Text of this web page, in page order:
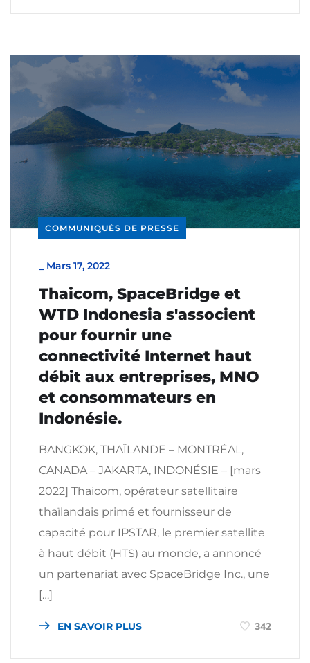
COMMUNIQUÉS DE PRESSE
Mars 17, 2022
Thaicom, SpaceBridge et
WTD Indonesia s'associent
pour fournir une
connectivité Internet haut
débit aux entreprises, MNO
et consommateurs en
Indonésie.
BANGKOK, THAÏLANDE – MONTRÉAL,
CANADA – JAKARTA, INDONÉSIE – [mars
2022] Thaicom, opérateur satellitaire
thaïlandais primé et fournisseur de
capacité pour IPSTAR, le premier satellite
à haut débit (HTS) au monde, a annoncé
un partenariat avec SpaceBridge Inc., une
[…]
EN SAVOIR PLUS 342